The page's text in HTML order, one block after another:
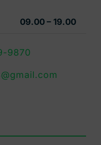
09.00 – 19.00
9870